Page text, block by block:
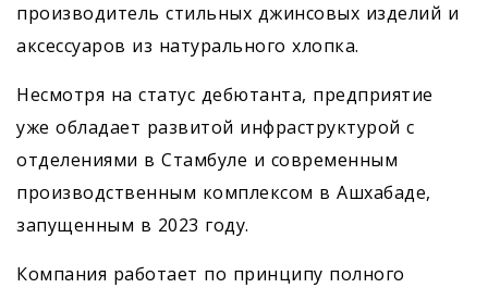
производитель стильных джинсовых изделий и
аксессуаров из натурального хлопка.
Несмотря на статус дебютанта, предприятие
уже обладает развитой инфраструктурой с
отделениями в Стамбуле и современным
производственным комплексом в Ашхабаде,
запущенным в 2023 году.
Компания работает по принципу полного